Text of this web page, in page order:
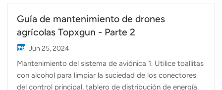
dañadas y las juntas de clip de hélice desgastadas. 4.
Para las hebillas del FP400, reemplácelas si están flojas
algún ruido anormal o dificultad en la rotación, visite el
centro de servicio para su inspección y reparación.6.
Verifique los soportes de la batería, las ruedas y las junt...
Guía de mantenimiento de drones
agrícolas Topxgun - Parte 2
Jun 25, 2024
Mantenimiento del sistema de aviónica 1. Utilice toallitas
con alcohol para limpiar la suciedad de los conectores
del control principal, tablero de distribución de energía,